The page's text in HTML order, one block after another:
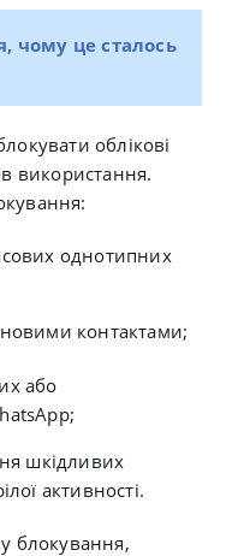
чому це сталось
облікові
використання.
однотипних
новими контактами;
або
шкідливих
активності.
блокування,